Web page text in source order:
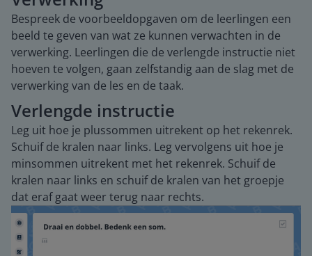
Bespreek de voorbeeldopgaven om de leerlingen een
beeld te geven van wat ze kunnen verwachten in de
verwerking. Leerlingen die de verlengde instructie niet
hoeven te volgen, gaan zelfstandig aan de slag met de
verwerking van de les en de taak.
Verlengde instructie
Leg uit hoe je plussommen uitrekent op het rekenrek.
Schuif de kralen naar links. Leg vervolgens uit hoe je
minsommen uitrekent met het rekenrek. Schuif de
kralen naar links en schuif de kralen van het groepje
dat eraf gaat weer terug naar rechts.